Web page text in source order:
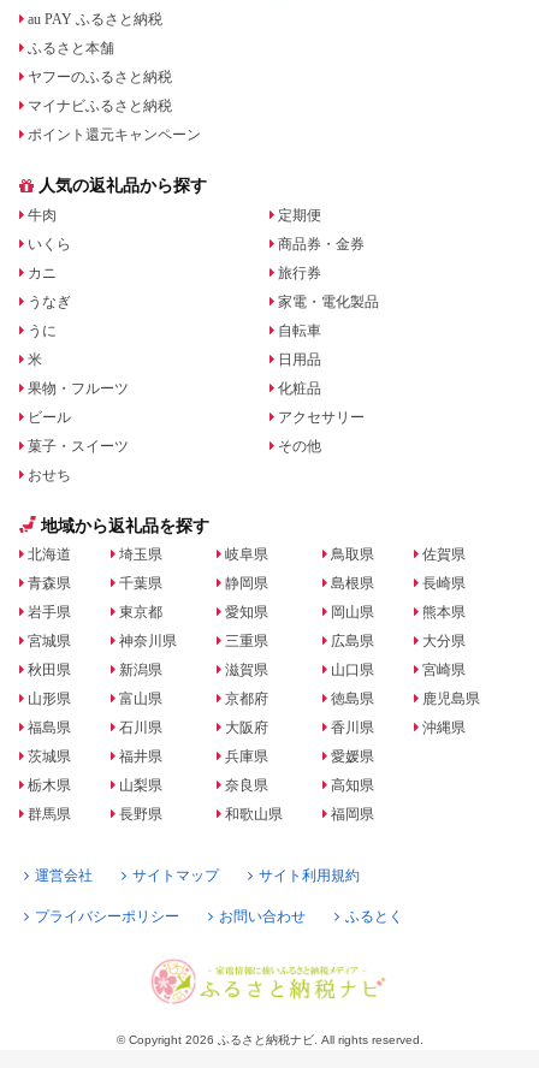
au PAY ふるさと納税
ふるさと本舗
ヤフーのふるさと納税
マイナビふるさと納税
ポイント還元キャンペーン
人気の返礼品から探す
牛肉
いくら
カニ
うなぎ
うに
米
果物・フルーツ
ビール
菓子・スイーツ
おせち
定期便
商品券・金券
旅行券
家電・電化製品
自転車
日用品
化粧品
アクセサリー
その他
地域から返礼品を探す
北海道
青森県
岩手県
宮城県
秋田県
山形県
福島県
茨城県
栃木県
群馬県
埼玉県
千葉県
東京都
神奈川県
新潟県
富山県
石川県
福井県
山梨県
長野県
岐阜県
静岡県
愛知県
三重県
滋賀県
京都府
大阪府
兵庫県
奈良県
和歌山県
鳥取県
島根県
岡山県
広島県
山口県
徳島県
香川県
愛媛県
高知県
福岡県
佐賀県
長崎県
熊本県
大分県
宮崎県
鹿児島県
沖縄県
運営会社 サイトマップ サイト利用規約
プライバシーポリシー お問い合わせ ふるとく
© Copyright 2026 ふるさと納税ナビ. All rights reserved.